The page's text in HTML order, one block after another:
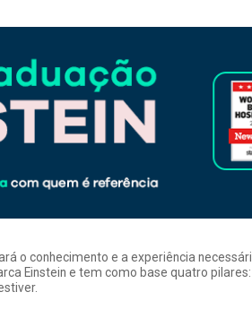
o conhecimento e a experiência
Einstein e tem como base quatro